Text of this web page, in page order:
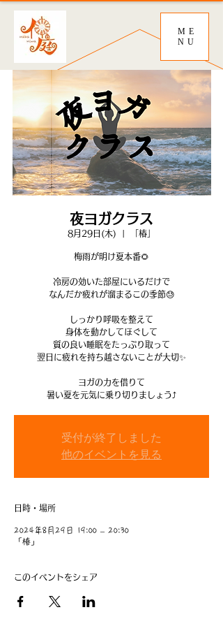
ME
NU
夜ヨガクラス
8月29日(木) 「椿」
梅雨が明け夏本番🌻
冷房の効いた部屋にいるだけで
なんだか疲れが溜まるこの季節😓
しっかり呼吸を整えて
身体を動かしてほぐして
質の良い睡眠をたっぷり取って
翌日に疲れを持ち越さないことが大切✨
ヨガの力を借りて
暑い夏を元気に乗り切りましょう⤴️
受付が終了しました
他のイベントを見る
日時・場所
2024年8月29日 19:00 – 20:30
「椿」
このイベントをシェア